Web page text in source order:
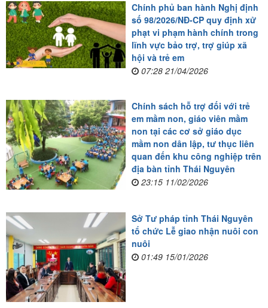
Chính phủ ban hành Nghị định
số 98/2026/NĐ-CP quy định xử
phạt vi phạm hành chính trong
lĩnh vực bảo trợ, trợ giúp xã
hội và trẻ em
07:28 21/04/2026
Chính sách hỗ trợ đối với trẻ
em mầm non, giáo viên mầm
non tại các cơ sở giáo dục
mầm non dân lập, tư thục liên
quan đến khu công nghiệp trên
địa bàn tỉnh Thái Nguyên
23:15 11/02/2026
Sở Tư pháp tỉnh Thái Nguyên
tổ chức Lễ giao nhận nuôi con
nuôi
01:49 15/01/2026